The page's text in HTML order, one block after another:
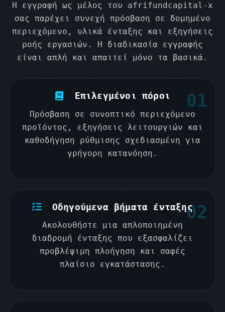
Η εγγραφή ως μέλος του afrifundcapital-x
σας παρέχει συνεχή πρόσβαση σε δομημένο
περιεχόμενο, υλικά ένταξης και εξηγήσεις
ροής εργασιών. Η διαδικασία εγγραφής
είναι απλή και απαιτεί μόνο τα βασικά.
01
Επιλεγμένοι πόροι
Πρόσβαση σε συνοπτικό περιεχόμενο
προϊόντος, εξηγήσεις λειτουργιών και
καθοδήγηση ρύθμισης σχεδιασμένη για
γρήγορη κατανόηση.
02
Οδηγούμενα βήματα ένταξης
Ακολουθήστε μια απλοποιημένη
διαδρομή ένταξης που εξασφαλίζει
προβλέψιμη πλοήγηση και σαφές
πλαίσιο εγκατάστασης.